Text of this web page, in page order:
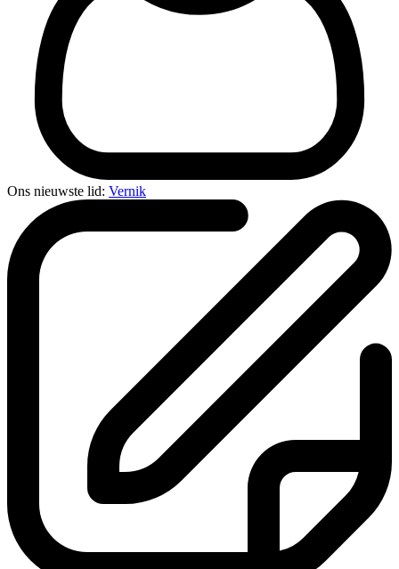
Ons nieuwste lid: Vernik